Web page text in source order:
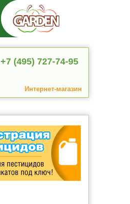
+7 (495) 727-74-95
Интернет-магазин